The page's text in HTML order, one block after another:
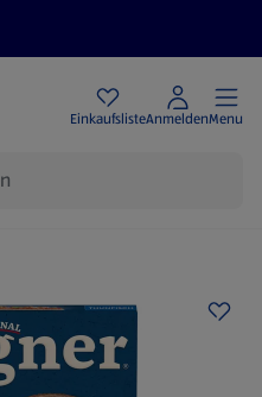
EinkaufslisteAnmeldenMenu